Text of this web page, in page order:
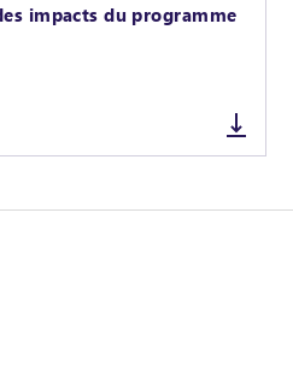
impacts du programme